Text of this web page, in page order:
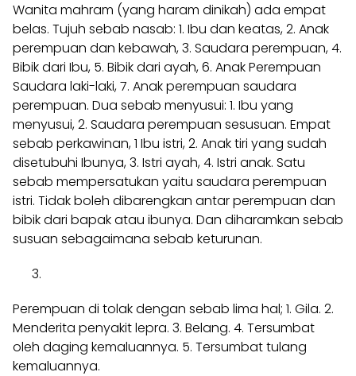
Wanita mahram (yang haram dinikah) ada empat
belas. Tujuh sebab nasab: 1. Ibu dan keatas, 2. Anak
perempuan dan kebawah, 3. Saudara perempuan, 4.
Bibik dari Ibu, 5. Bibik dari ayah, 6. Anak Perempuan
Saudara laki-laki, 7. Anak perempuan saudara
perempuan. Dua sebab menyusui: 1. Ibu yang
menyusui, 2. Saudara perempuan sesusuan. Empat
sebab perkawinan, 1 Ibu istri, 2. Anak tiri yang sudah
disetubuhi Ibunya, 3. Istri ayah, 4. Istri anak. Satu
sebab mempersatukan yaitu saudara perempuan
istri. Tidak boleh dibarengkan antar perempuan dan
bibik dari bapak atau ibunya. Dan diharamkan sebab
susuan sebagaimana sebab keturunan.
Perempuan di tolak dengan sebab lima hal; 1. Gila. 2.
Menderita penyakit lepra. 3. Belang. 4. Tersumbat
oleh daging kemaluannya. 5. Tersumbat tulang
kemaluannya.